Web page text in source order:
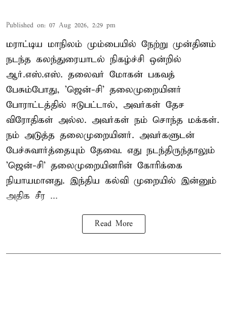
Published on: 07 Aug 2026, 2:29 pm
மராட்டிய மாநிலம் மும்பையில் நேற்று முன்தினம்
நடந்த கலந்துரையாடல் நிகழ்ச்சி ஒன்றில்
ஆர்.எஸ்.எஸ். தலைவர் மோகன் பகவத்
பேசும்போது, 'ஜென்-சி' தலைமுறையினர்
போராட்டத்தில் ஈடுபட்டால், அவர்கள் தேச
விரோதிகள் அல்ல. அவர்கள் நம் சொந்த மக்கள்.
நம் அடுத்த தலைமுறையினர். அவர்களுடன்
பேச்சுவார்த்தையும் தேவை. எது நடந்திருந்தாலும்
'ஜென்-சி' தலைமுறையினரின் கோரிக்கை
நியாயமானது. இந்திய கல்வி முறையில் இன்னும்
அதிக சீர ...
Read More